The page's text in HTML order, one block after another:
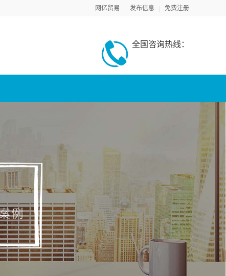
网亿贸易 发布信息 免费注册
全国咨询热线：